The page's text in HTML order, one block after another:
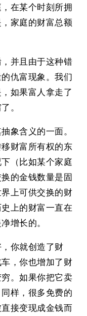
在某个时刻所拥
家庭的财富总额
并且由于这种错
仇富现象。我们
如果富人拿走了
。
象含义的一面。
财富所有权的东
（比如某个家庭
的金钱数量是固
上可供交换的财
上的财富一直在
增长的。
你就创造了财
，你也增加了财
。如果你把它卖
样，很多免费的
接变现成金钱而